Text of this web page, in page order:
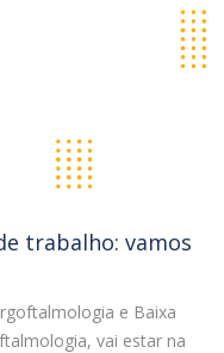
trabalho: vamos
e Baixa
vai estar na